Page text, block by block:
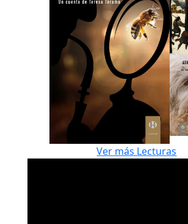
Ver más Lecturas